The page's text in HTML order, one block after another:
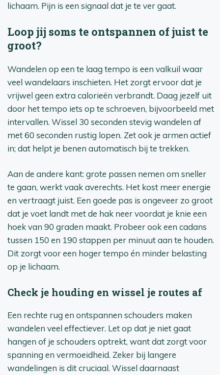
lichaam. Pijn is een signaal dat je te ver gaat.
Loop jij soms te ontspannen of juist te
groot?
Wandelen op een te laag tempo is een valkuil waar
veel wandelaars inschieten. Het zorgt ervoor dat je
vrijwel geen extra calorieën verbrandt. Daag jezelf uit
door het tempo iets op te schroeven, bijvoorbeeld met
intervallen. Wissel 30 seconden stevig wandelen af
met 60 seconden rustig lopen. Zet ook je armen actief
in; dat helpt je benen automatisch bij te trekken.
Aan de andere kant: grote passen nemen om sneller
te gaan, werkt vaak averechts. Het kost meer energie
en vertraagt juist. Een goede pas is ongeveer zo groot
dat je voet landt met de hak neer voordat je knie een
hoek van 90 graden maakt. Probeer ook een cadans
tussen 150 en 190 stappen per minuut aan te houden.
Dit zorgt voor een hoger tempo én minder belasting
op je lichaam.
Check je houding en wissel je routes af
Een rechte rug en ontspannen schouders maken
wandelen veel effectiever. Let op dat je niet gaat
hangen of je schouders optrekt, want dat zorgt voor
spanning en vermoeidheid. Zeker bij langere
wandelingen is dit cruciaal. Wissel daarnaast